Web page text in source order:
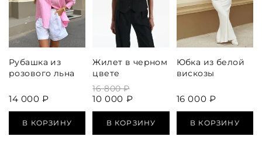
Рубашка из
розового льна
14 000 ₽
В КОРЗИНУ
Жилет в черном
цвете
16 800 ₽
10 000 ₽
В КОРЗИНУ
Юбка из белой
вискозы
16 000 ₽
В КОРЗИНУ